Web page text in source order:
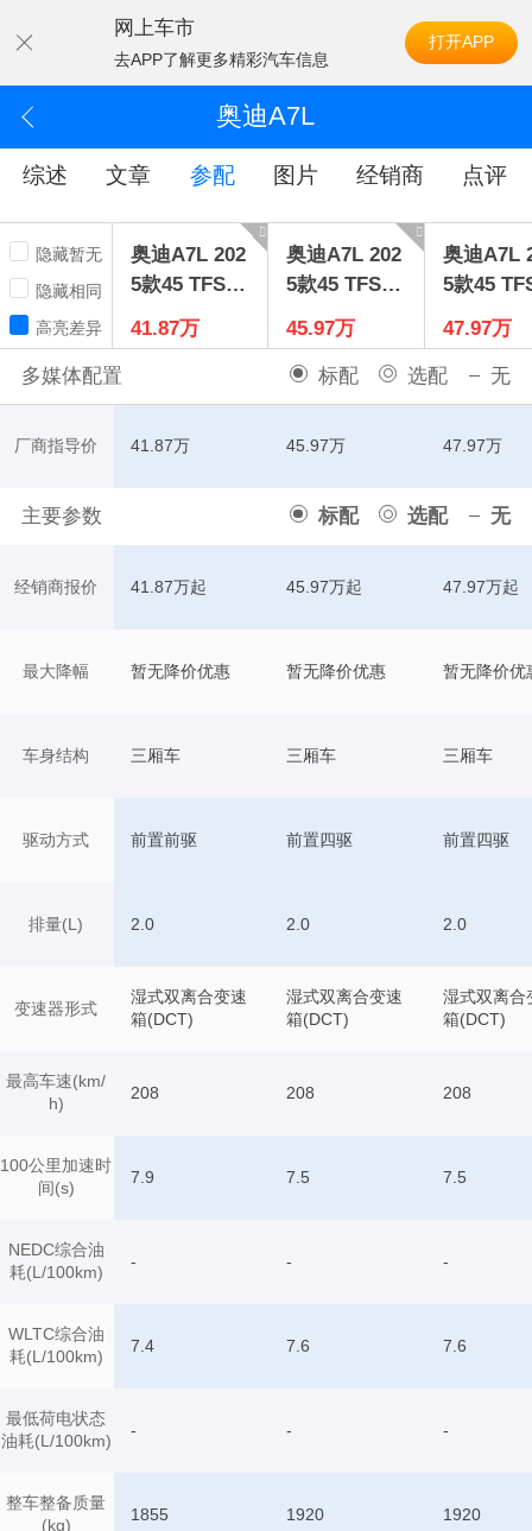
网上车市
去APP了解更多精彩汽车信息
打开APP
奥迪A7L
综述 文章 参配 图片 经销商 点评
隐藏暂无
隐藏相同
高亮差异
奥迪A7L 202
5款45 TFSI
豪华型
41.87万
奥迪A7L 202
5款45 TFSI q
uattro奢享型
45.97万
奥迪A7L
5款45
uattro黑
版
47.97万
多媒体配置 标配 选配 无
厂商指导价
主要参数 标配 选配 无
经销商报价
最大降幅
车身结构
驱动方式
排量(L)
变速器形式
最高车速(km/
h)
100公里加速时
间(s)
NEDC综合油
耗(L/100km)
WLTC综合油
耗(L/100km)
最低荷电状态
油耗(L/100km)
整车整备质量
(kg)
41.87万 45.97万 47.97万
41.87万起 45.97万起 47.97万起
暂无降价优惠 暂无降价优惠 暂无降价优
三厢车 三厢车 三厢车
前置前驱 前置四驱 前置四驱
2.0 2.0 2.0
湿式双离合变速
箱(DCT)
湿式双离合变速
箱(DCT)
湿式双离合
箱(DCT)
208 208 208
7.9 7.5 7.5
- - -
7.4 7.6 7.6
- - -
1855 1920 1920